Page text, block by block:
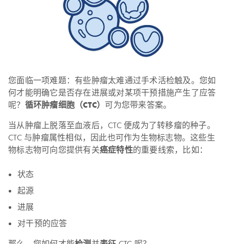
您面临一项难题：有些肿瘤太难通过手术活检触及。您如
何才能明确它是否存在进展或对某项干预措施产生了应答
呢？ 循环肿瘤细胞（CTC） 可为您带来答案。
当从肿瘤上脱落至血液后，CTC 便成为了转移瘤的种子。
CTC 与肿瘤属性相似，因此也可作为生物标志物。这些生
物标志物可向您提供有关癌症特性的重要线索，比如：
状态
起源
进展
对干预的应答